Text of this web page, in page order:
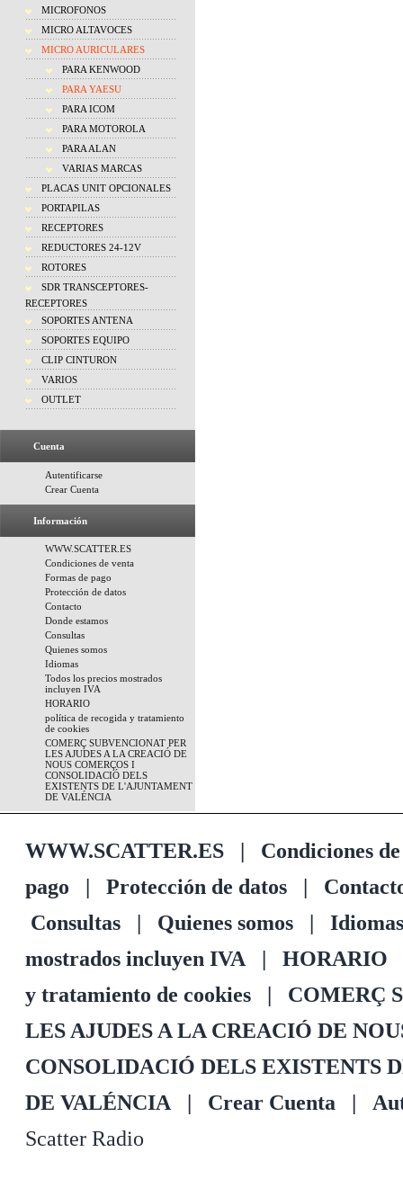
MICROFONOS
MICRO ALTAVOCES
MICRO AURICULARES
PARA KENWOOD
PARA YAESU
PARA ICOM
PARA MOTOROLA
PARA ALAN
VARIAS MARCAS
PLACAS UNIT OPCIONALES
PORTAPILAS
RECEPTORES
REDUCTORES 24-12V
ROTORES
SDR TRANSCEPTORES-
RECEPTORES
SOPORTES ANTENA
SOPORTES EQUIPO
CLIP CINTURON
VARIOS
OUTLET
Cuenta
Autentificarse
Crear Cuenta
Información
WWW.SCATTER.ES
Condiciones de venta
Formas de pago
Protección de datos
Contacto
Donde estamos
Consultas
Quienes somos
Idiomas
Todos los precios mostrados
incluyen IVA
HORARIO
política de recogida y tratamiento
de cookies
COMERÇ SUBVENCIONAT PER
LES AJUDES A LA CREACIÓ DE
NOUS COMERÇOS I
CONSOLIDACIÓ DELS
EXISTENTS DE L'AJUNTAMENT
DE VALÉNCIA
WWW.SCATTER.ES | Condiciones
pago | Protección de datos |
Consultas | Quienes somos | Idiomas
mostrados incluyen IVA | HORARIO
y tratamiento de cookies | COMERÇ
LES AJUDES A LA CREACIÓ DE
CONSOLIDACIÓ DELS EXISTENTS
DE VALÉNCIA | Crear Cuenta |
Scatter Radio